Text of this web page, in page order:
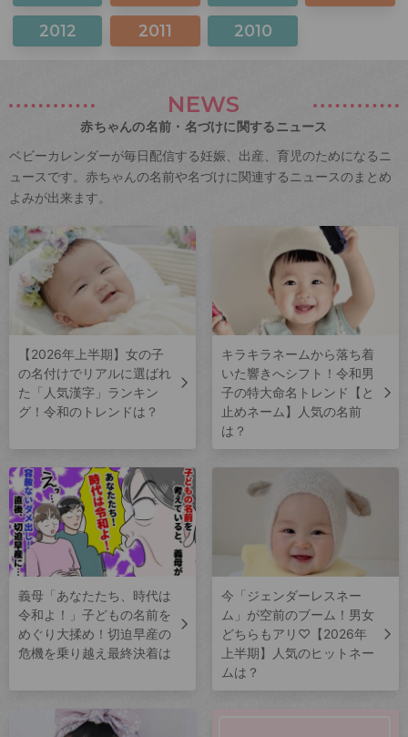
2012 2011 2010
NEWS
赤ちゃんの名前・名づけに関するニュース
ベビーカレンダーが毎日配信する妊娠、出産、育児のためになるニ
ュースです。赤ちゃんの名前や名づけに関連するニュースのまとめ
よみが出来ます。
【2026年上半期】女の子
の名付けでリアルに選ばれ
た「人気漢字」ランキン
グ！令和のトレンドは？
キラキラネームから落ち着
いた響きへシフト！令和男
子の特大命名トレンド【と
止めネーム】人気の名前
は？
義母「あなたたち、時代は
令和よ！」子どもの名前を
めぐり大揉め！切迫早産の
危機を乗り越え最終決着は
今「ジェンダーレスネー
ム」が空前のブーム！男女
どちらもアリ♡【2026年
上半期】人気のヒットネー
ムは？